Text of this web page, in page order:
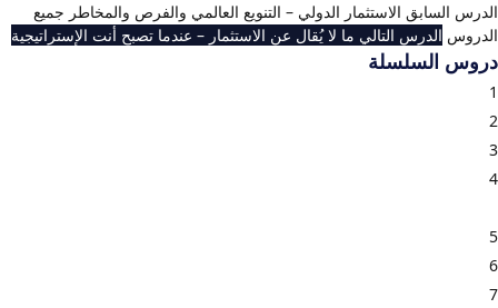
الدرس السابق الاستثمار الدولي – التنويع العالمي والفرص والمخاطر جميع
الدروس الدرس التالي ما لا يُقال عن الاستثمار – عندما تصبح أنت الإستراتيجية
دروس السلسلة
1
2
3
4
5
6
7